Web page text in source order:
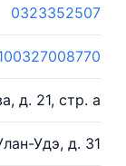
0323352507
д. 21, стр. а
Удэ, д. 31